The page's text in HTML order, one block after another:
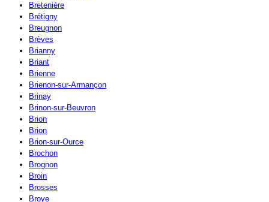
Bretenière
Brétigny
Breugnon
Brèves
Brianny
Briant
Brienne
Brienon-sur-Armançon
Brinay
Brinon-sur-Beuvron
Brion
Brion
Brion-sur-Ource
Brochon
Brognon
Broin
Brosses
Broye